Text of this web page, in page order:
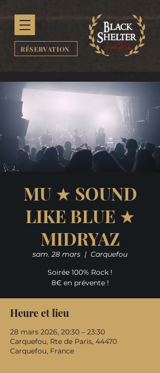
RÉSERVATION
MU ★ SOUND
LIKE BLUE ★
MIDRYAZ
sam. 28 mars
  |
Carquefou
Soirée 100% Rock !
8€ en prévente !
Heure et lieu
28 mars 2026, 20:30 – 23:30
Carquefou, Rte de Paris, 44470
Carquefou, France